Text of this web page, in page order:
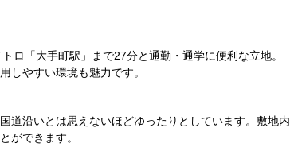
ロ「大手町駅」まで27分と通勤・通学に便利な立地。
しやすい環境も魅力です。
道沿いとは思えないほどゆったりとしています。敷地内
ができます。